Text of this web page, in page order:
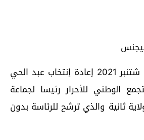
تم اليوم الجمعة 17 شتنبر 2021 إعادة إنتخاب عبد الحي
الوطني للأحرار رئيسا لجماعة
ثانية والذي ترشح للرئاسة بدون